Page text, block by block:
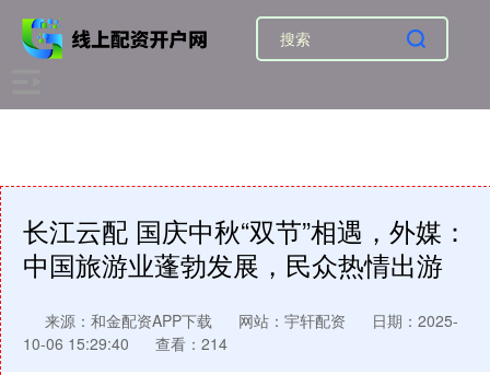
长江云配 国庆中秋“双节”相遇，外媒：
中国旅游业蓬勃发展，民众热情出游
来源：和金配资APP下载 网站：宇轩配资
日期：2025-
10-06 15:29:40
查看：214